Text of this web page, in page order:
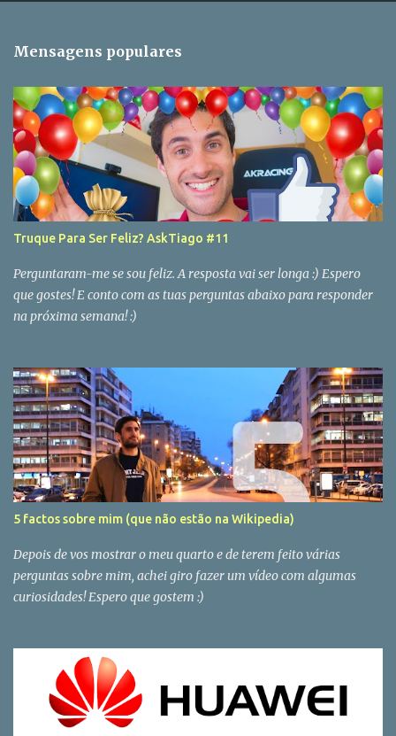
Mensagens populares
Truque Para Ser Feliz? AskTiago #11
Perguntaram-me se sou feliz. A resposta vai ser longa :) Espero
que gostes! E conto com as tuas perguntas abaixo para responder
na próxima semana! :)
5 factos sobre mim (que não estão na Wikipedia)
Depois de vos mostrar o meu quarto e de terem feito várias
perguntas sobre mim, achei giro fazer um vídeo com algumas
curiosidades! Espero que gostem :)